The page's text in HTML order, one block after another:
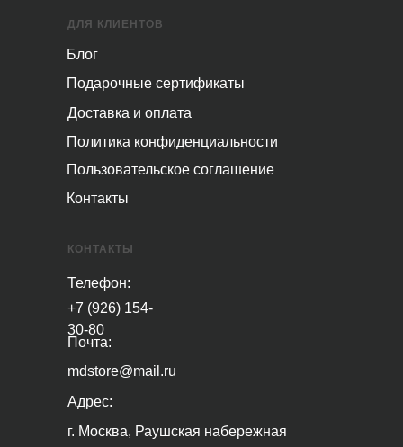
Контакты
Пользовательское соглашение
Политика конфиденциальности
Доставка и оплата
Подарочные сертификаты
Блог
ДЛЯ КЛИЕНТОВ
КОНТАКТЫ
Телефон:
Почта:
Адрес:
г. Москва, Раушская набережная
+7 (926) 154-
30-80
mdstore@mail.ru